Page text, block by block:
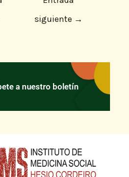
siguiente →
a nuestro boletín